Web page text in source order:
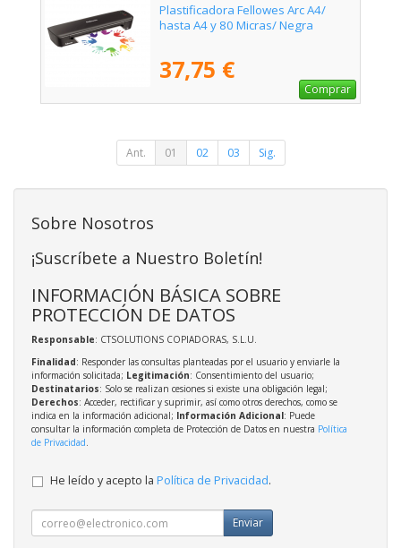
Plastificadora Fellowes Arc A4/
hasta A4 y 80 Micras/ Negra
37,75 €
Comprar
Ant. 01 02 03 Sig.
Sobre Nosotros
¡Suscríbete a Nuestro Boletín!
INFORMACIÓN BÁSICA SOBRE
PROTECCIÓN DE DATOS
Responsable: CTSOLUTIONS COPIADORAS, S.L.U.
Finalidad: Responder las consultas planteadas por el usuario y enviarle la
información solicitada; Legitimación: Consentimiento del usuario;
Destinatarios: Solo se realizan cesiones si existe una obligación legal;
Derechos: Acceder, rectificar y suprimir, así como otros derechos, como se
indica en la información adicional; Información Adicional: Puede
consultar la información completa de Protección de Datos en nuestra Política
de Privacidad.
He leído y acepto la Política de Privacidad.
Enviar